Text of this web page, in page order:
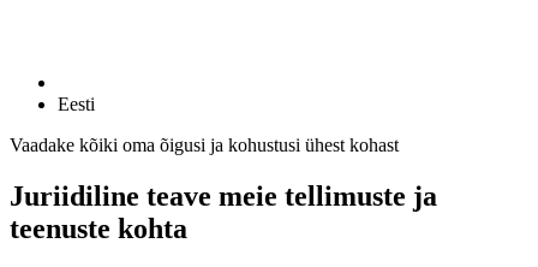
Eesti
Vaadake kõiki oma õigusi ja kohustusi ühest kohast
Juriidiline teave meie tellimuste ja
teenuste kohta